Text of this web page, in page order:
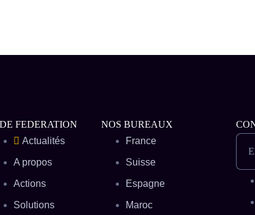
FEDERATION
Actualités
A propos
Actions
Solutions
NOS BUREAUX
France
Suisse
Espagne
Maroc